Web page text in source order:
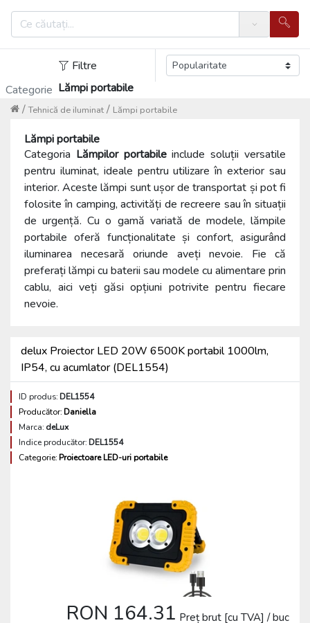
Search
Filtre
Categorie Lămpi portabile
Lămpi portabile
/
Tehnică de iIuminat
/
Lămpi portabile
Categoria Lămpilor portabileinclude soluții versatile
pentru iluminat, ideale pentru utilizare în exterior sau
interior. Aceste lămpi sunt ușor de transportat și pot fi
folosite în camping, activități de recreere sau în situații
de urgență. Cu o gamă variată de modele, lămpile
portabile oferă funcționalitate și confort, asigurând
iluminarea necesară oriunde aveți nevoie. Fie că
preferați lămpi cu baterii sau modele cu alimentare prin
cablu, aici veți găsi opțiuni potrivite pentru fiecare
nevoie.
delux Proiector LED 20W 6500K portabil 1000lm,
IP54, cu acumlator (DEL1554)
ID produs:DEL1554
Producător:Daniella
Marca: deLux
Indice producător:DEL1554
Categorie:Proiectoare LED-uri portabile
RON 164.31 Preț brut [cu TVA] / buc